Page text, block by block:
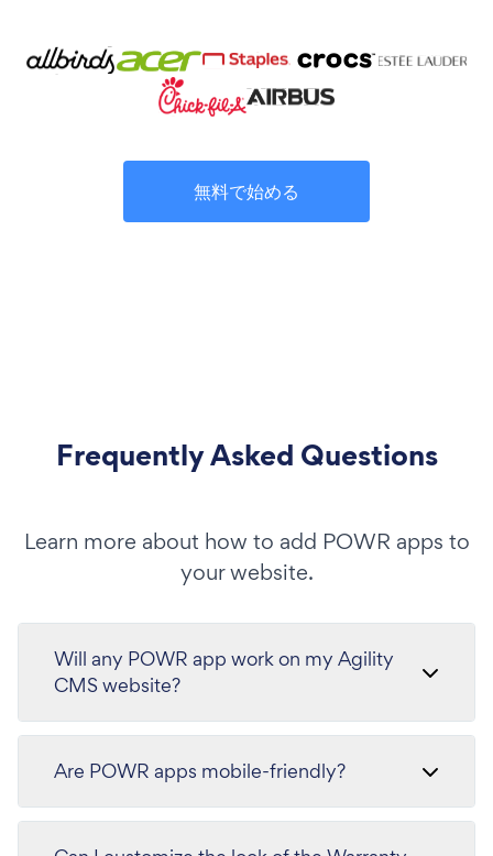
無料で始める
Frequently Asked Questions
Learn more about how to add POWR apps to
your website.
Will any POWR app work on my Agility
CMS website?
Are POWR apps mobile-friendly?